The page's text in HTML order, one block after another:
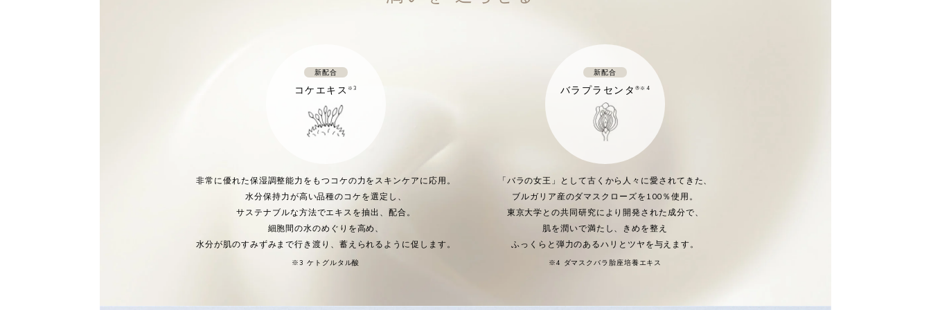
新配合
コケエキス ※3
非常に優れた保湿調整能力をもつコケの力をスキンケアに応用。
水分保持力が高い品種のコケを選定し、
サステナブルな方法でエキスを抽出、配合。
細胞間の水のめぐりを高め、
水分が肌のすみずみまで行き渡り、蓄えられるように促します。
※3 ケトグルタル酸
新配合
バラプラセンタ ®※4
「バラの女王」として古くから人々に愛されてきた、
ブルガリア産のダマスクローズを100％使用。
東京大学との共同研究により開発された成分で、
肌を潤いで満たし、きめを整え
ふっくらと弾力のあるハリとツヤを与えます。
※4 ダマスクバラ胎座培養エキス